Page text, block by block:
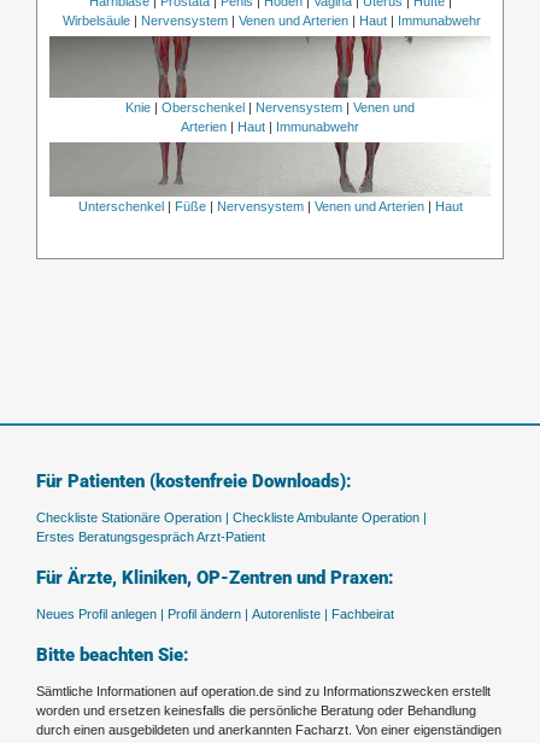
Wirbelsäule
Nervensystem Venen und Arterien Haut Immunabwehr
Knie | Oberschenkel | Nervensystem | Venen und
Arterien | Haut | Immunabwehr
Unterschenkel| Füße| Nervensystem| Venen und Arterien| Haut
Für Patienten (kostenfreie Downloads):
Checkliste Stationäre Operation | Checkliste Ambulante Operation |
Erstes Beratungsgespräch Arzt-Patient
Für Ärzte, Kliniken, OP-Zentren und Praxen:
Neues Profil anlegen | Profil ändern | Autorenliste | Fachbeirat
Bitte beachten Sie:
Sämtliche Informationen auf operation.de sind zu Informationszwecken erstellt
worden und ersetzen keinesfalls die persönliche Beratung oder Behandlung
durch einen ausgebildeten und anerkannten Facharzt. Von einer eigenständigen